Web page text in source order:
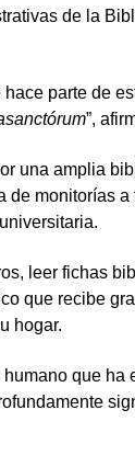
de la
parte de
”,
una amplia
monitorías
leer fichas
que recibe
hogar.
que